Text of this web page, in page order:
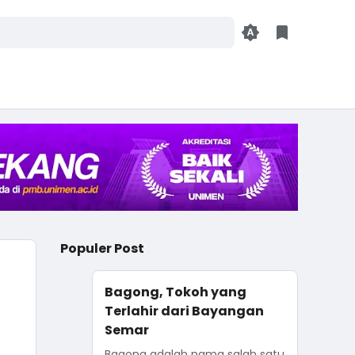
Populer Post
Bagong, Tokoh yang
Terlahir dari Bayangan
Semar